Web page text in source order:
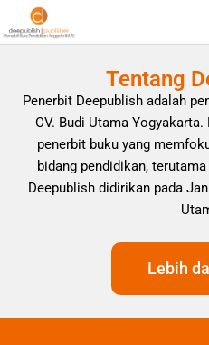
Tentang
Penerbit Deepublish adalah
CV. Budi Utama
penerbit buku yang
bidang pendidikan,
Deepublish didirikan pada
Lebih